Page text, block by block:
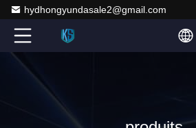
hydhongyundasale2@gmail.com